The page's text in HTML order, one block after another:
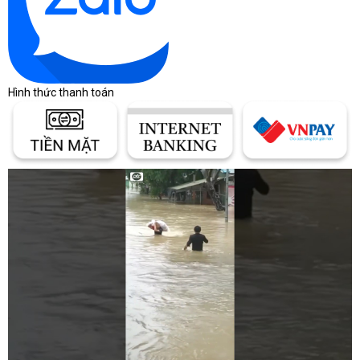
trắng Brother, ta có thể nói rằng máy in laser đen trắng Canon là 1
sản phẩm đáng dùng dành cho các doanh nghiệp và người dùng cá
nhân, và khó có thể bỏ quá nếu bạn đang tìm kiếm 1 chiếc máy in
laser đen trắng chất lượng, bền bỉ và hiệu suất cao.
Hình thức thanh toán